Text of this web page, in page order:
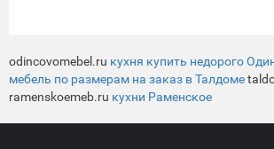
odincovomebel.ru кухня купить недорого
мебель по размерам на заказ в Талдоме
ramenskoemeb.ru кухни Раменское